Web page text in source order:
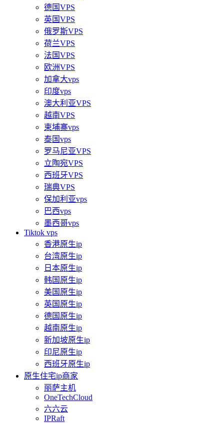
德国VPS
英国VPS
俄罗斯VPS
荷兰VPS
法国VPS
欧洲VPS
加拿大vps
印度vps
澳大利亚VPS
越南VPS
柬埔寨vps
泰国vps
罗马尼亚VPS
立陶宛VPS
西班牙VPS
瑞典VPS
保加利亚vps
巴西vps
墨西哥vps
Tiktok vps
香港原生ip
台湾原生ip
日本原生ip
韩国原生ip
美国原生ip
英国原生ip
德国原生ip
越南原生ip
新加坡原生ip
印尼原生ip
西班牙原生ip
原生住宅ip商家
丽萨主机
OneTechCloud
六六云
IPRaft